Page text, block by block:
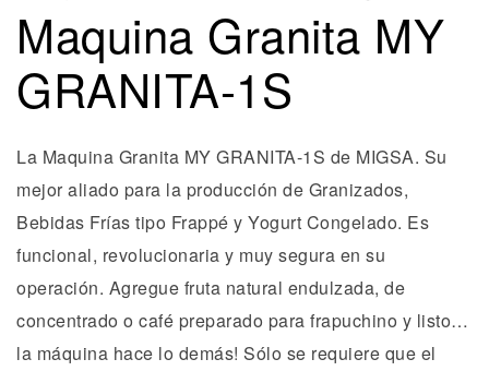
Maquina Granita MY
GRANITA-1S
La Maquina Granita MY GRANITA-1S de MIGSA. Su
mejor aliado para la producción de Granizados,
Bebidas Frías tipo Frappé y Yogurt Congelado. Es
funcional, revolucionaria y muy segura en su
operación. Agregue fruta natural endulzada, de
concentrado o café preparado para frapuchino y listo…
la máquina hace lo demás! Sólo se requiere que el